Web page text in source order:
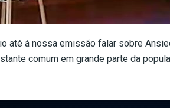
até à nossa emissão falar sobre
comum em grande parte da